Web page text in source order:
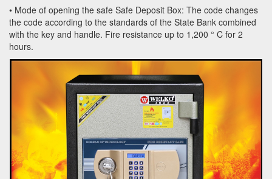
• Mode of opening the safe Safe Deposit Box: The code changes
the code according to the standards of the State Bank combined
with the key and handle. Fire resistance up to 1,200 ° C for 2
hours.